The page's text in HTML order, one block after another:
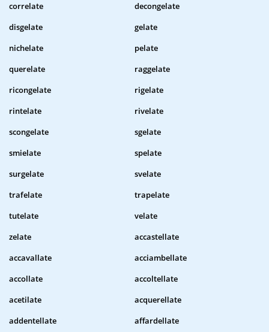
correlate
decongelate
disgelate
gelate
nichelate
pelate
querelate
raggelate
ricongelate
rigelate
rintelate
rivelate
scongelate
sgelate
smielate
spelate
surgelate
svelate
trafelate
trapelate
tutelate
velate
zelate
accastellate
accavallate
acciambellate
accollate
accoltellate
acetilate
acquerellate
addentellate
affardellate